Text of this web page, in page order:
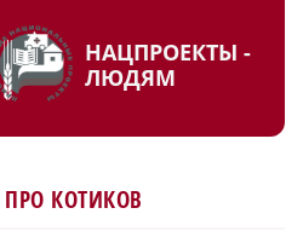
НАЦПРОЕКТЫ -
ЛЮДЯМ
ПРО КОТИКОВ